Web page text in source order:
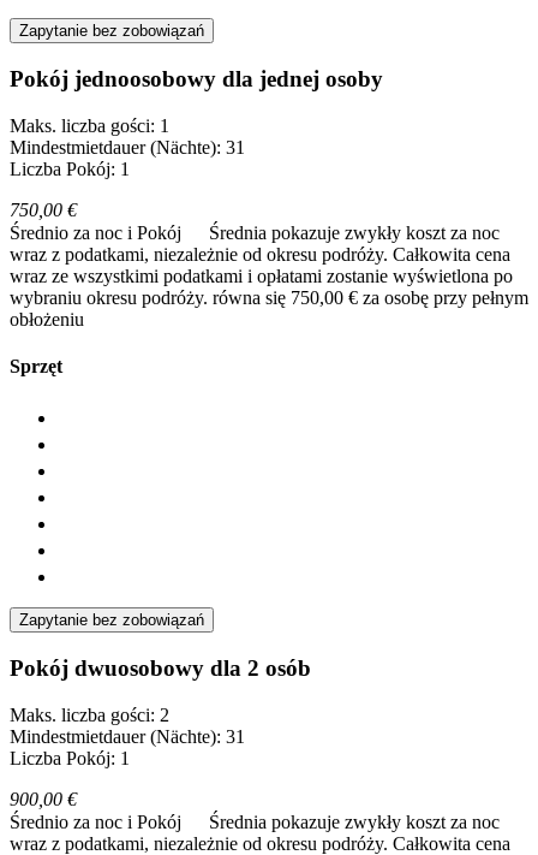
Zapytanie bez zobowiązań
Pokój jednoosobowy dla jednej osoby
Maks. liczba gości: 1
Mindestmietdauer (Nächte): 31
Liczba Pokój: 1
750,00 €
Średnio za noc i Pokój
Średnia pokazuje zwykły koszt za noc
wraz z podatkami, niezależnie od okresu podróży. Całkowita cena
wraz ze wszystkimi podatkami i opłatami zostanie wyświetlona po
wybraniu okresu podróży. równa się 750,00 € za osobę przy pełnym
obłożeniu
Sprzęt
Zapytanie bez zobowiązań
Pokój dwuosobowy dla 2 osób
Maks. liczba gości: 2
Mindestmietdauer (Nächte): 31
Liczba Pokój: 1
900,00 €
Średnio za noc i Pokój
Średnia pokazuje zwykły koszt za noc
wraz z podatkami, niezależnie od okresu podróży. Całkowita cena